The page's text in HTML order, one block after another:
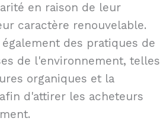
en raison de leur
caractère renouvelable.
des pratiques de
de l'environnement, telles
organiques et la
d'attirer les acheteurs